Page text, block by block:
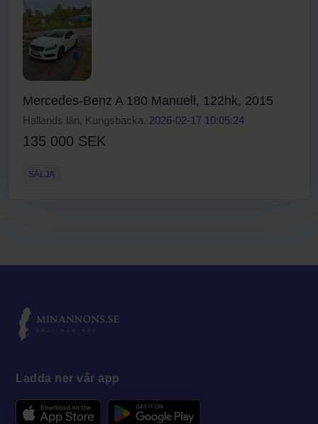
Mercedes-Benz A 180 Manuell, 122hk, 2015
Hallands län, Kungsbacka. 2026-02-17 10:05:24
135 000 SEK
SÄLJA
Ladda ner vår app